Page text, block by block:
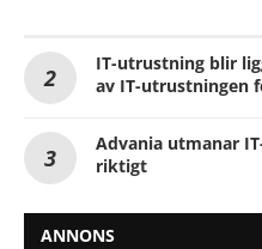
IT-utrustning blir
av IT-utrustningen
Advania utmanar
riktigt
ANNONS